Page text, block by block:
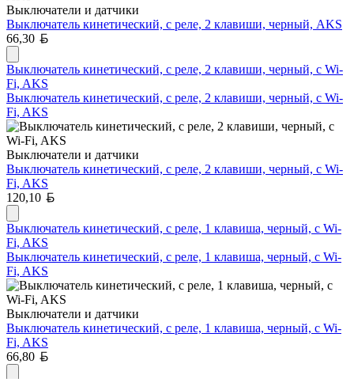
Выключатели и датчики
Выключатель кинетический, с реле, 2 клавиши, черный, AKS
66,30
Выключатель кинетический, с реле, 2 клавиши, черный, с Wi-
Fi, AKS
Выключатель кинетический, с реле, 2 клавиши, черный, с Wi-
Fi, AKS
Выключатели и датчики
Выключатель кинетический, с реле, 2 клавиши, черный, с Wi-
Fi, AKS
120,10
Выключатель кинетический, с реле, 1 клавиша, черный, с Wi-
Fi, AKS
Выключатель кинетический, с реле, 1 клавиша, черный, с Wi-
Fi, AKS
Выключатели и датчики
Выключатель кинетический, с реле, 1 клавиша, черный, с Wi-
Fi, AKS
66,80